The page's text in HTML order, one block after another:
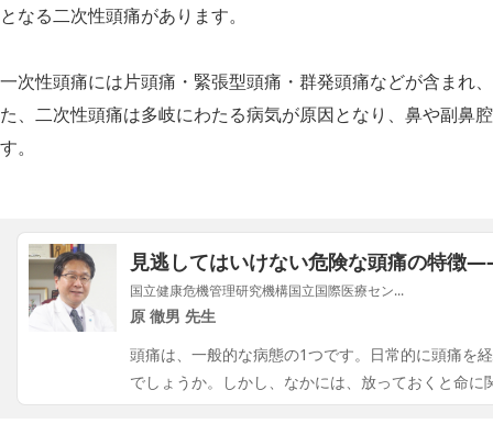
となる二次性頭痛があります。
一次性頭痛には片頭痛・緊張型頭痛・群発頭痛などが含まれ
た、二次性頭痛は多岐にわたる病気が原因となり、鼻や副鼻
す。
見逃してはいけない危険な頭痛の特徴
国立健康危機管理研究機構国立国際医療セン...
原 徹男 先生
頭痛は、一般的な病態の1つです。日常的に頭痛を
でしょうか。しかし、なかには、放っておくと命に